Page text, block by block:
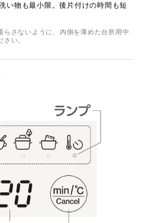
い物も最小限。後片付けの時間も短
さないように、内側を薄めた台所用中
い。